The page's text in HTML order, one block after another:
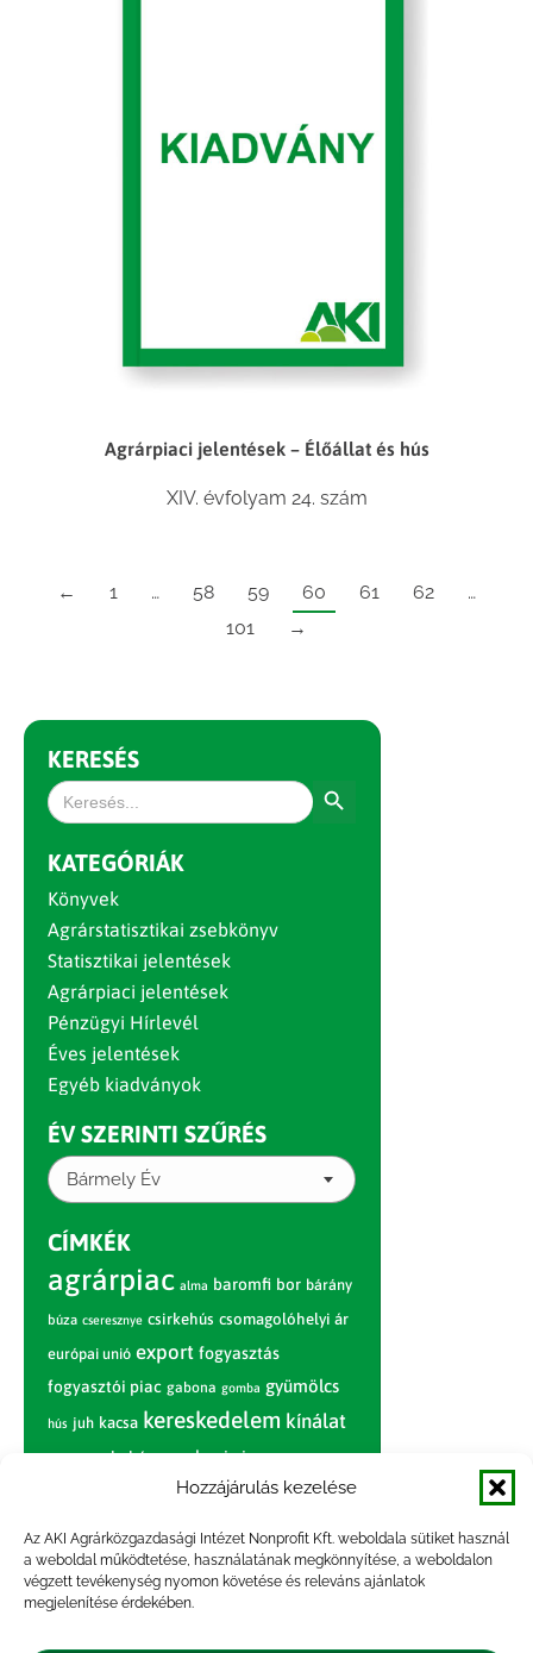
Hozzájárulás kezelése
Az AKI Agrárközgazdasági Intézet Nonprofit Kft. weboldala sütiket használ
a weboldal működtetése, használatának megkönnyítése, a weboldalon
végzett tevékenység nyomon követése és releváns ajánlatok
megjelenítése érdekében.
Agrárpiaci jelentések – Élőállat és hús
XIV. évfolyam 24. szám
← 1 … 58 59 60 61 62
…
101
→
KERESÉS
Search
for:
KATEGÓRIÁK
Könyvek
Agrárstatisztikai zsebkönyv
Statisztikai jelentések
Agrárpiaci jelentések
Pénzügyi Hírlevél
Éves jelentések
Egyéb kiadványok
ÉV SZERINTI SZŰRÉS
Bármely Év
CÍMKÉK
agrárpiac alma baromfi bor bárány
búza cseresznye csirkehús csomagolóhelyi ár
európai unió export fogyasztás
fogyasztói piac gabona gomba gyümölcs
hús juh kacsa kereskedelem kínálat
körte marhahús nagybani piac narancs
nemzetközi árinformációk
paradicsom piac piaci jelentés
pulyka pulykahús sertés sertéshús
szarvasmarha termelés
termelői